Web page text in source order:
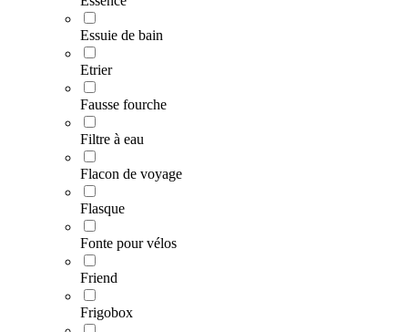
Essuie de bain
Etrier
Fausse fourche
Filtre à eau
Flacon de voyage
Flasque
Fonte pour vélos
Friend
Frigobox